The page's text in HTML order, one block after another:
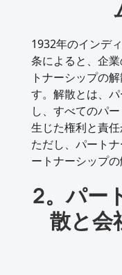
1932年のインデ
条によると、企
トナーシップの
す。解散とは、
し、すべてのパ
生じた権利と責任
ただし、パート
ートナーシップ
2。パー
散と会